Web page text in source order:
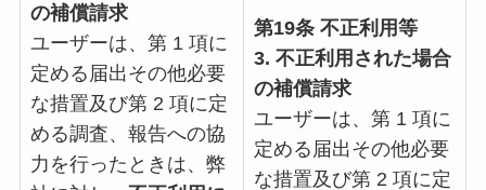
の補償請求
ユーザーは、第 1 項に
定める届出その他必要
な措置及び第 2 項に定
める調査、報告への協
力を行ったときは、弊
第19条 不正利用等
3. 不正利用された場合
の補償請求
ユーザーは、第 1 項に
定める届出その他必要
な措置及び第 2 項に定